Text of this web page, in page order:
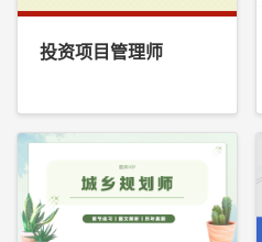
投资项目管理师